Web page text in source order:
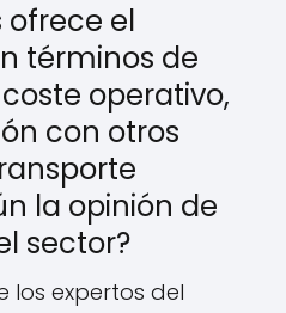
ofrece el
términos de
operativo,
con otros
la opinión de
sector?
los expertos del